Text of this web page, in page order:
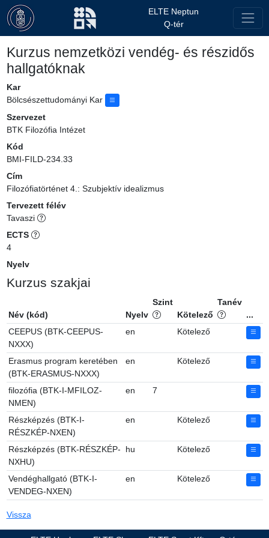
ELTE Neptun
Q-tér
Kurzus nemzetközi vendég- és részidős
hallgatóknak
Kar
Bölcsészettudományi Kar
Szervezet
BTK Filozófia Intézet
Kód
BMI-FILD-234.33
Cím
Filozófiatörténet 4.: Szubjektív idealizmus
Tervezett félév
Tavaszi
ECTS
4
Nyelv
Kurzus szakjai
Név (kód) Nyelv
Szint
Kötelező
Tanév
...
CEEPUS (BTK-CEEPUS-
NXXX)
en Kötelező
Erasmus program keretében
(BTK-ERASMUS-NXXX)
en Kötelező
filozófia (BTK-I-MFILOZ-
NMEN)
en 7
Részképzés (BTK-I-
RÉSZKÉP-NXEN)
en Kötelező
Részképzés (BTK-RÉSZKÉP-
NXHU)
hu Kötelező
Vendéghallgató (BTK-I-
VENDEG-NXEN)
en Kötelező
Vissza